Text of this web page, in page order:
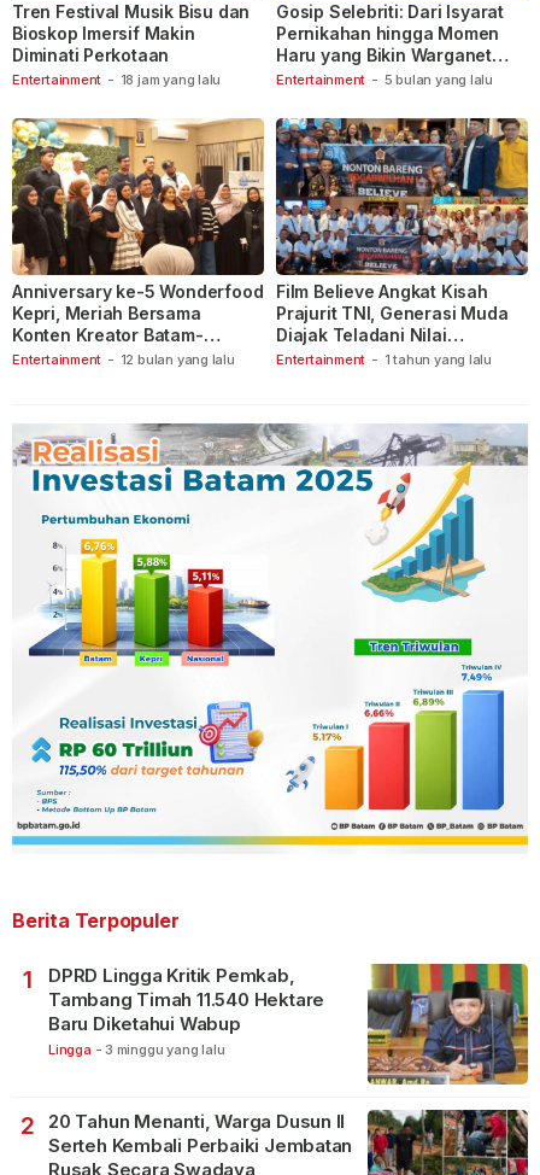
Entertainment - 18 jam yang lalu
Tren Festival Musik Bisu dan
Bioskop Imersif Makin
Diminati Perkotaan
Entertainment - 5 bulan yang lalu
Gosip Selebriti: Dari Isyarat
Pernikahan hingga Momen
Haru yang Bikin Warganet
Berspekulasi
Entertainment - 12 bulan yang lalu
Anniversary ke-5 Wonderfood
Kepri, Meriah Bersama
Konten Kreator Batam-
Tanjungpinang
Entertainment - 1 tahun yang lalu
Film Believe Angkat Kisah
Prajurit TNI, Generasi Muda
Diajak Teladani Nilai
Keberanian
Berita Terpopuler
1
DPRD Lingga Kritik Pemkab,
Tambang Timah 11.540 Hektare
Baru Diketahui Wabup
Lingga - 3 minggu yang lalu
2
20 Tahun Menanti, Warga Dusun II
Serteh Kembali Perbaiki Jembatan
Rusak Secara Swadaya